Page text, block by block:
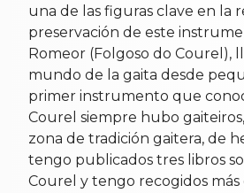
una de las figuras clave en la
preservación de este
Romeor (Folgoso do Courel),
mundo de la gaita desde
primer instrumento que
Courel siempre hubo
zona de tradición gaitera, de
tengo publicados tres libros
Courel y tengo recogidos más